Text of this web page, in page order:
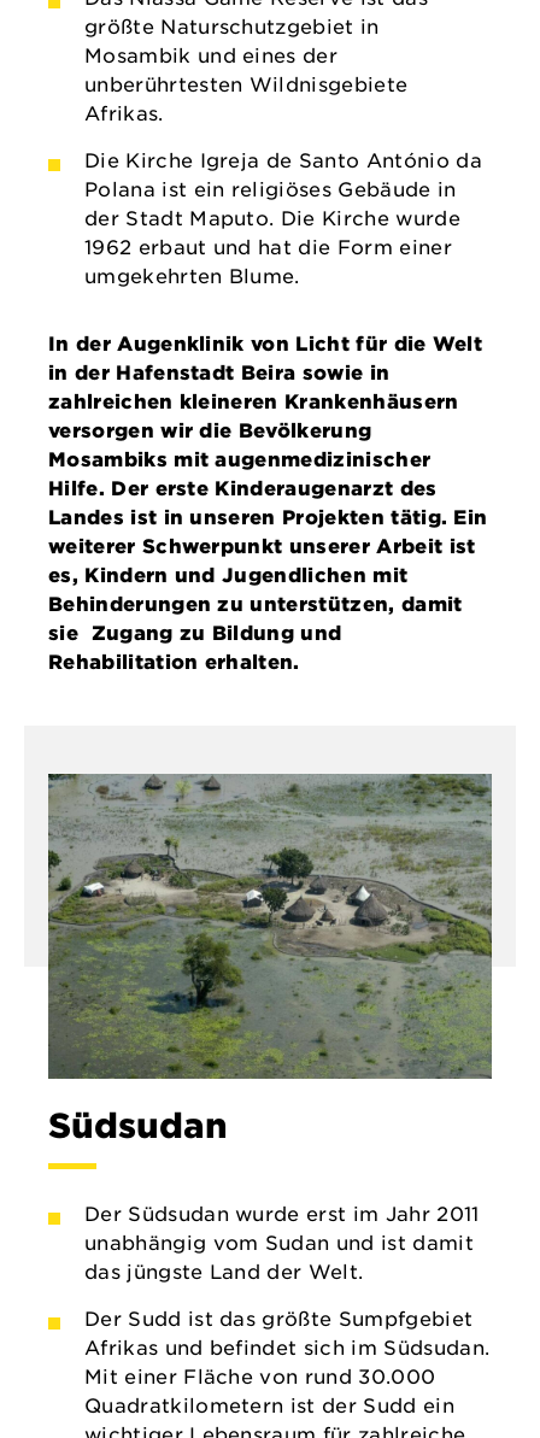
größte Naturschutzgebiet in
Mosambik und eines der
unberührtesten Wildnisgebiete
Afrikas.
Die Kirche Igreja de Santo António da
Polana ist ein religiöses Gebäude in
der Stadt Maputo. Die Kirche wurde
1962 erbaut und hat die Form einer
umgekehrten Blume.
In der Augenklinik von Licht für die Welt
in der Hafenstadt Beira sowie in
zahlreichen kleineren Krankenhäusern
versorgen wir die Bevölkerung
Mosambiks mit augenmedizinischer
Hilfe. Der erste Kinderaugenarzt des
Landes ist in unseren Projekten tätig. Ein
weiterer Schwerpunkt unserer Arbeit ist
es, Kindern und Jugendlichen mit
Behinderungen zu unterstützen, damit
sie Zugang zu Bildung und
Rehabilitation erhalten.
Südsudan
Der Südsudan wurde erst im Jahr 2011
unabhängig vom Sudan und ist damit
das jüngste Land der Welt.
Der Sudd ist das größte Sumpfgebiet
Afrikas und befindet sich im Südsudan.
Mit einer Fläche von rund 30.000
Quadratkilometern ist der Sudd ein